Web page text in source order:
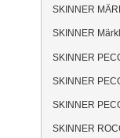
SKINNER
SKINNER
SKINNER
SKINNER
SKINNER
SKINNER